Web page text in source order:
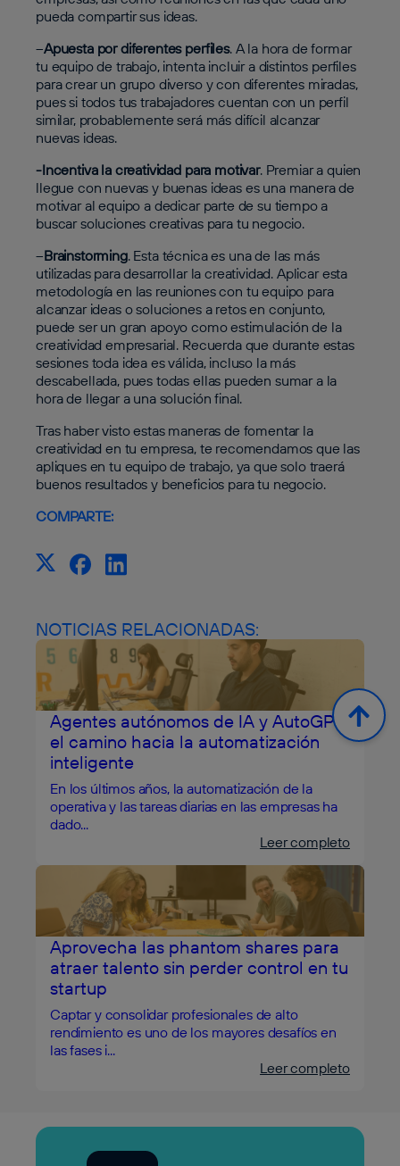
pueda compartir sus ideas.
–Apuesta por diferentes perfiles. A la hora de formar
tu equipo de trabajo, intenta incluir a distintos perfiles
para crear un grupo diverso y con diferentes miradas,
pues si todos tus trabajadores cuentan con un perfil
similar, probablemente será más difícil alcanzar
nuevas ideas.
-Incentiva la creatividad para motivar. Premiar a quien
llegue con nuevas y buenas ideas es una manera de
motivar al equipo a dedicar parte de su tiempo a
buscar soluciones creativas para tu negocio.
–Brainstorming. Esta técnica es una de las más
utilizadas para desarrollar la creatividad. Aplicar esta
metodología en las reuniones con tu equipo para
alcanzar ideas o soluciones a retos en conjunto,
puede ser un gran apoyo como estimulación de la
creatividad empresarial. Recuerda que durante estas
sesiones toda idea es válida, incluso la más
descabellada, pues todas ellas pueden sumar a la
hora de llegar a una solución final.
Tras haber visto estas maneras de fomentar la
creatividad en tu empresa, te recomendamos que las
apliques en tu equipo de trabajo, ya que solo traerá
buenos resultados y beneficios para tu negocio.
COMPARTE:
NOTICIAS RELACIONADAS:
Agentes autónomos de IA y AutoGPT:
el camino hacia la automatización
inteligente
En los últimos años, la automatización de la
operativa y las tareas diarias en las empresas ha
dado...
Leer completo
Aprovecha las phantom shares para
atraer talento sin perder control en tu
startup
Captar y consolidar profesionales de alto
rendimiento es uno de los mayores desafíos en
las fases i...
Leer completo